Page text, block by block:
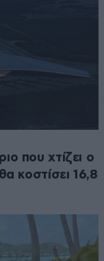
που χτίζει ο
κοστίσει 16,8